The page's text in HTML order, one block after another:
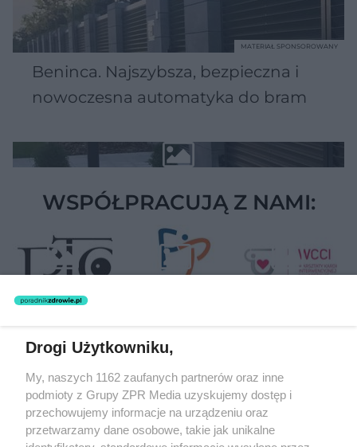
Beninca. Najszybsza, bezpieczna i
nowoczesna automatyka do bram
MATERIAŁ SPONSOROWANY
WSPÓŁPRACUJĄ Z NAMI:
Żaden utwór zamieszczony w serwisie nie może być powielany i
rozpowszechniany lub dalej rozpowszechniany w jakikolwiek sposób
(w tym także elektroniczny lub mechaniczny) na jakimkolwiek polu
eksploatacji w jakiejkolwiek formie, włącznie z umieszczaniem w
Internecie bez pisemnej zgody właściciela praw. Jakiekolwiek użycie
lub wykorzystanie utworów w całości lub w części z naruszeniem
Drogi Użytkowniku,
My, naszych 1162 zaufanych partnerów oraz inne
podmioty z Grupy ZPR Media uzyskujemy dostęp i
przechowujemy informacje na urządzeniu oraz
przetwarzamy dane osobowe, takie jak unikalne